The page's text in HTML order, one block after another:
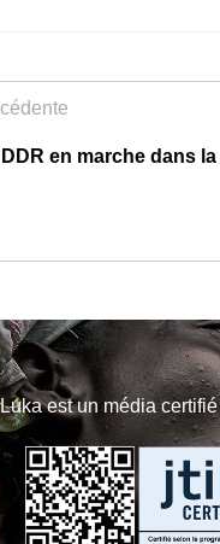
en marche dans la
est un média